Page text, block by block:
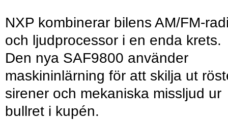
NXP kombinerar bilens AM/FM-
och ljudprocessor i en enda krets.
Den nya SAF9800 använder
maskininlärning för att skilja ut
sirener och mekaniska missljud ur
bullret i kupén.